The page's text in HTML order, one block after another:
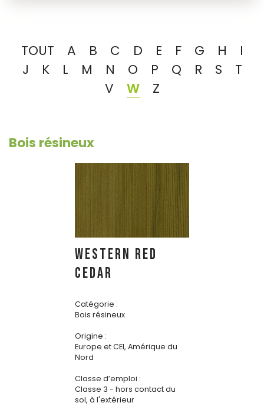
TOUT A B C D E F G H
I
J
K L M N O P Q R S
T
V
W Z
Bois résineux
WESTERN RED
CEDAR
Catégorie :
Bois résineux
Origine :
Europe et CEI, Amérique du
Nord
Classe d’emploi :
Classe 3 - hors contact du
sol, à l'extérieur